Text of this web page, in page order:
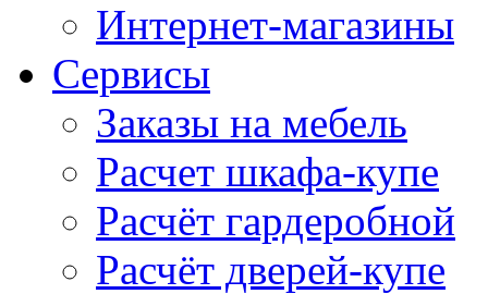
Интернет-магазины
Сервисы
Заказы на мебель
Расчет шкафа-купе
Расчёт гардеробной
Расчёт дверей-купе